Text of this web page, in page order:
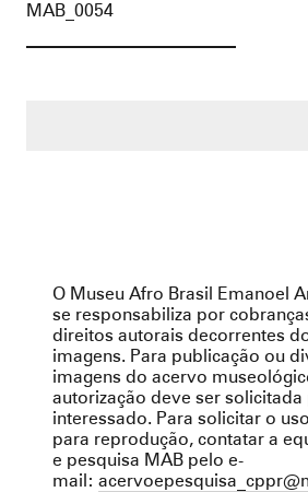
MAB_0054
O Museu Afro Brasil Emanoel
se responsabiliza por
direitos autorais decorrentes
imagens. Para publicação ou
imagens do acervo
autorização deve ser solicitada
interessado. Para solicitar o
para reprodução, contatar a
e pesquisa MAB pelo e-
mail: